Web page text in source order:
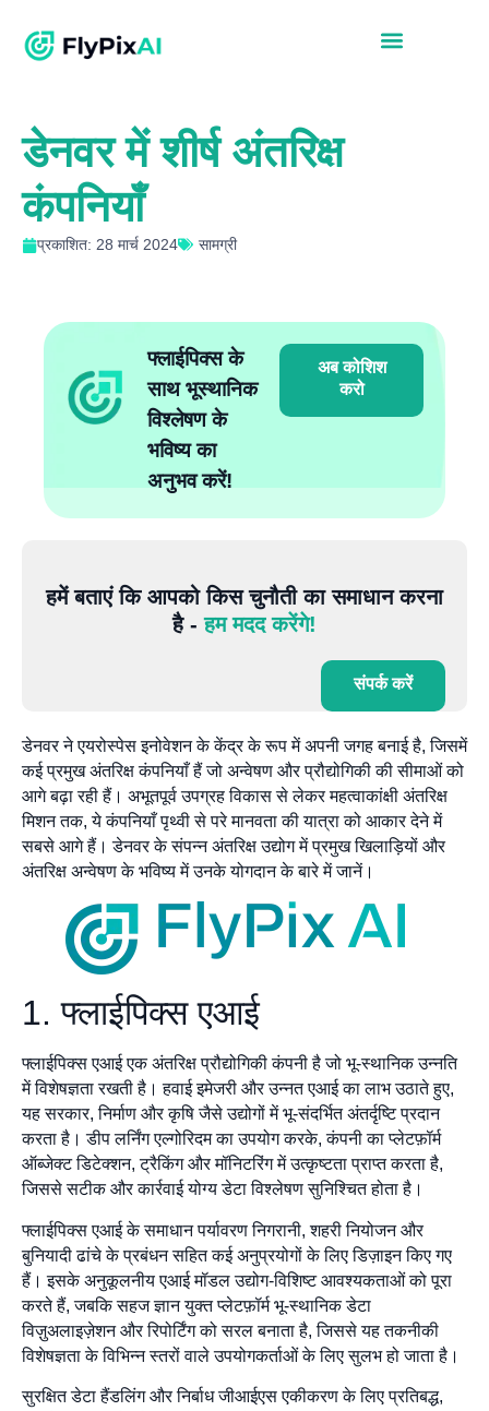
डेनवर में शीर्ष अंतरिक्ष
कंपनियाँ
प्रकाशित: 28 मार्च 2024 सामग्री
फ्लाईपिक्स के
साथ भूस्थानिक
विश्लेषण के
भविष्य का
अनुभव करें!
अब कोशिश
करो
हमें बताएं कि आपको किस चुनौती का समाधान करना
है -हम मदद करेंगे!
संपर्क करें
डेनवर ने एयरोस्पेस इनोवेशन के केंद्र के रूप में अपनी जगह बनाई है, जिसमें
कई प्रमुख अंतरिक्ष कंपनियाँ हैं जो अन्वेषण और प्रौद्योगिकी की सीमाओं को
आगे बढ़ा रही हैं। अभूतपूर्व उपग्रह विकास से लेकर महत्वाकांक्षी अंतरिक्ष
मिशन तक, ये कंपनियाँ पृथ्वी से परे मानवता की यात्रा को आकार देने में
सबसे आगे हैं। डेनवर के संपन्न अंतरिक्ष उद्योग में प्रमुख खिलाड़ियों और
अंतरिक्ष अन्वेषण के भविष्य में उनके योगदान के बारे में जानें।
1. फ्लाईपिक्स एआई
फ्लाईपिक्स एआई एक अंतरिक्ष प्रौद्योगिकी कंपनी है जो भू-स्थानिक उन्नति
में विशेषज्ञता रखती है। हवाई इमेजरी और उन्नत एआई का लाभ उठाते हुए,
यह सरकार, निर्माण और कृषि जैसे उद्योगों में भू-संदर्भित अंतर्दृष्टि प्रदान
करता है। डीप लर्निंग एल्गोरिदम का उपयोग करके, कंपनी का प्लेटफ़ॉर्म
ऑब्जेक्ट डिटेक्शन, ट्रैकिंग और मॉनिटरिंग में उत्कृष्टता प्राप्त करता है,
जिससे सटीक और कार्रवाई योग्य डेटा विश्लेषण सुनिश्चित होता है।
फ्लाईपिक्स एआई के समाधान पर्यावरण निगरानी, शहरी नियोजन और
बुनियादी ढांचे के प्रबंधन सहित कई अनुप्रयोगों के लिए डिज़ाइन किए गए
हैं। इसके अनुकूलनीय एआई मॉडल उद्योग-विशिष्ट आवश्यकताओं को पूरा
करते हैं, जबकि सहज ज्ञान युक्त प्लेटफ़ॉर्म भू-स्थानिक डेटा
विज़ुअलाइज़ेशन और रिपोर्टिंग को सरल बनाता है, जिससे यह तकनीकी
विशेषज्ञता के विभिन्न स्तरों वाले उपयोगकर्ताओं के लिए सुलभ हो जाता है।
सुरक्षित डेटा हैंडलिंग और निर्बाध जीआईएस एकीकरण के लिए प्रतिबद्ध,